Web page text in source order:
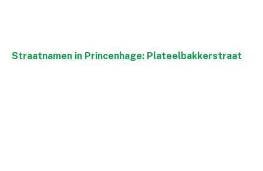
Straatnamen in Princenhage: Plateelbakkerstraat